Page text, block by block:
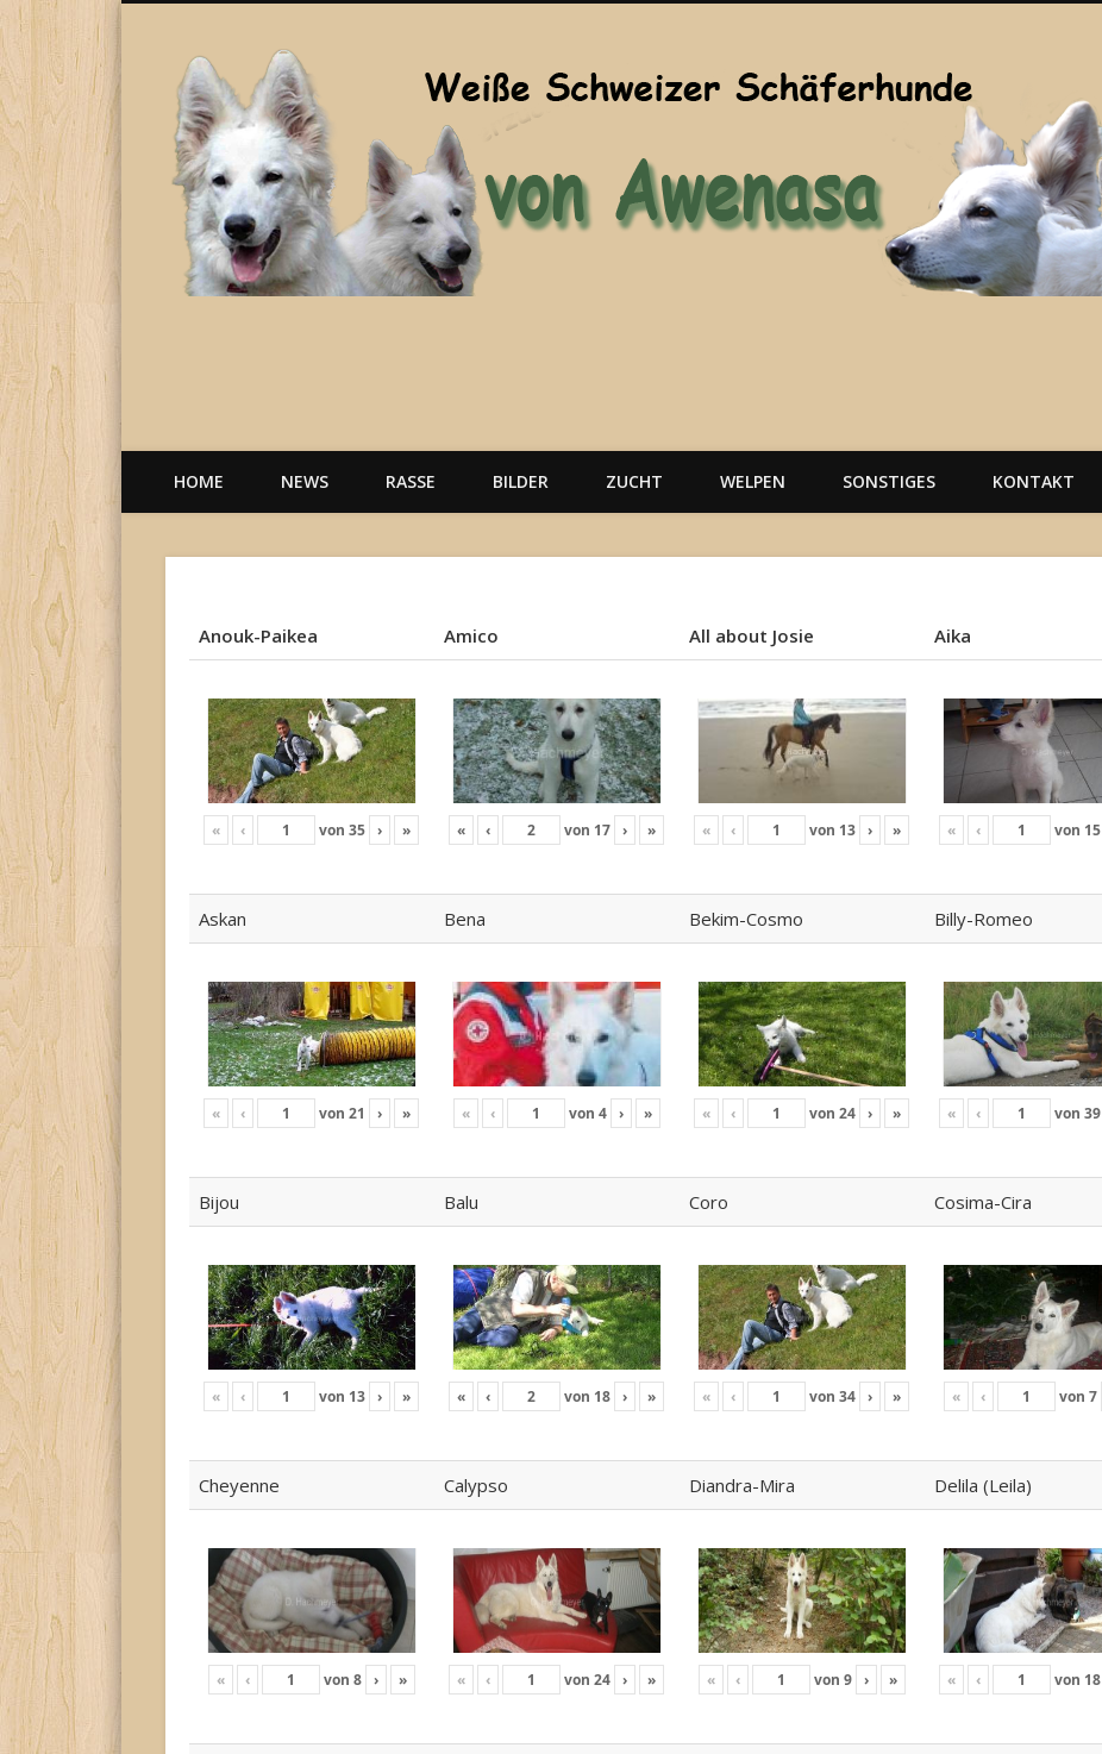
Welpen, weiße Schäferhunde, Hunde, Berger Blanc Suisse
HOME NEWS RASSE BILDER ZUCHT WELPEN SONSTIGES KONTAKT
Anouk-Paikea
Amico All about Josie Aika
« ‹ von35 › » « ‹ von 17 › » « ‹ von 13 › » « ‹ von 15
Askan Bena Bekim-Cosmo Billy-Romeo
« ‹ von21 › » « ‹ von 4 › » « ‹ von24 › » « ‹ von39
Bijou Balu Coro Cosima-Cira
« ‹ von 13 › » « ‹ von 18 › » « ‹ von34 › » « ‹ von 7
Cheyenne Calypso Diandra-Mira Delila (Leila)
« ‹ von 8 › » « ‹ von24 › » « ‹ von 9 › » « ‹ von 18